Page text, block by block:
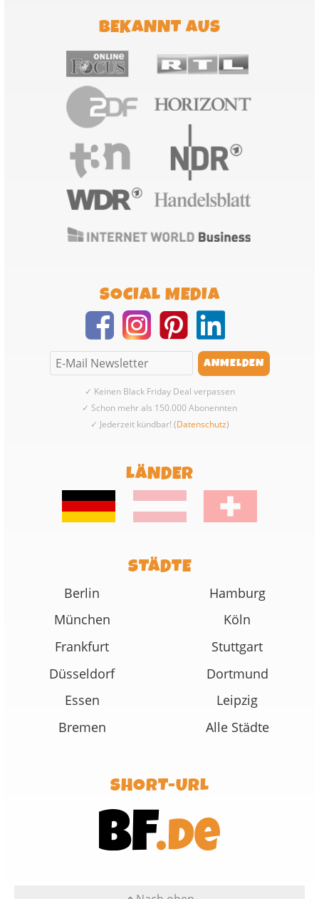
BEKANNT AUS
SOCIAL MEDIA
✓ Keinen Black Friday Deal verpassen
✓ Schon mehr als 150.000 Abonennten
✓ Jederzeit kündbar! (Datenschutz)
LÄNDER
STÄDTE
Berlin
Hamburg
München
Köln
Frankfurt
Stuttgart
Düsseldorf
Dortmund
Essen
Leipzig
Bremen
Alle Städte
SHORT-URL